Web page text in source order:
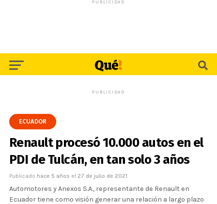
PUBLICIDAD
PUBLICIDAD
ECUADOR
Renault procesó 10.000 autos en el
PDI de Tulcán, en tan solo 3 años
Publicado hace 5 años el 27 de julio de 2021
Automotores y Anexos S.A., representante de Renault en
Ecuador tiene como visión generar una relación a largo plazo